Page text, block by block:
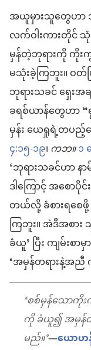
အယူမှားသူတွေဟာ
လက်ဝါးကားတို
မှန်တဲ့ဘုရားကို ကိုးကွ
မသုံးခဲ့ကြဘူး။ ဝတ်
ဘုရားသခင် ရှေး
ခရစ်ယာန်တွေဟာ “
မှန်း ယေရှုရဲ့တပည့်
၄:၁၅-၁၉၊ကဘ။၁
‘ဘုရားသခင်ဟာ နာ
ဒါကြောင့် အစော
တယ်လို့ ခံစားရစေ
ကြဘူး။ အဲဒီအစား
ခံယူ’ ပြီး ကျမ်း
‘အမှန်တရားနဲ့အ
‘စစ်မှန်သော
ကို ခံယူ၍ အမှန်
မည်။’—ယောဟ